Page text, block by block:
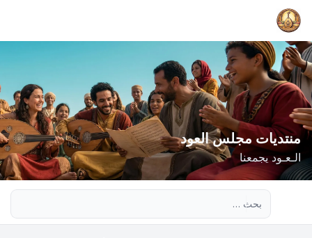
منتديات مجلس العود
الـعـود يجمعنا